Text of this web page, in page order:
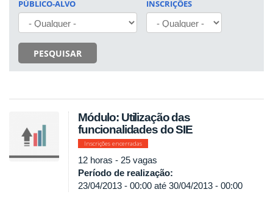
PÚBLICO-ALVO INSCRIÇÕES
PESQUISAR
Módulo: Utilização das
funcionalidades do SIE
Inscrições encerradas
12 horas - 25 vagas
Período de realização:
23/04/2013 - 00:00 até 30/04/2013 - 00:00